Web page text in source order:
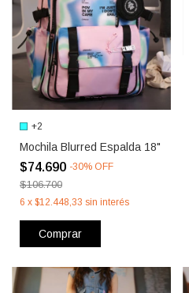
+2
Mochila Blurred Espalda 18"
$74.690 -30% OFF
$106.700
6 x $12.448,33 sin interés
Comprar